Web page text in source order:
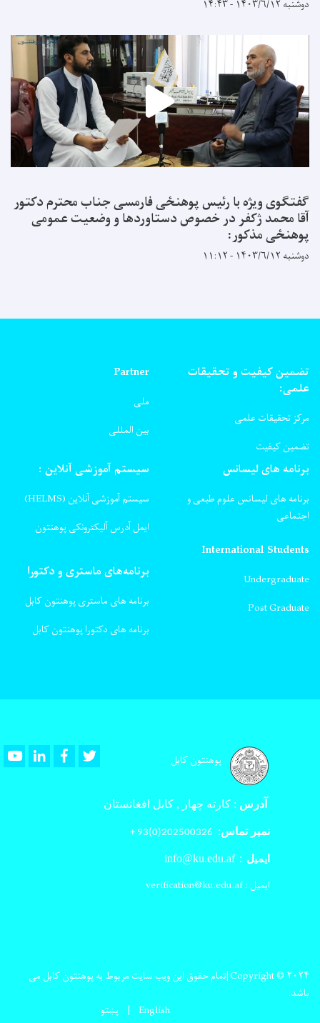
دوشنبه ۱۴۰۳/۶/۱۲ - ۱۴:۴۳
گفتگوی ویژه با رئیس پوهنځی فارمسی جناب محترم دکتور
آقا محمد ژکفر در خصوص دستاوردها و وضعیت عمومی
پوهنځی مذکور:
دوشنبه ۱۴۰۳/۶/۱۲ - ۱۱:۱۲
تضمین کیفیت و تحقیقات
علمی:
مرکز تحقیقات علمی
تضمین کیفیت
Partner
ملی
بین المللی
برنامه های لیسانس
برنامه های لیسانس علوم طبعی و
اجتماعی
سیستم آموزشی آنلاین :
سیستم آموزشی آنلاین (HELMS)
ایمل آدرس آلیکترونکی پوهنتون
International Students
Undergraduate
Post Graduate
برنامه‌های ماستری و دکتورا
برنامه های ماستری پوهنتون کابل
برنامه های دکتورا پوهنتون کابل
پوهنتون کابل YoutubeLinkedInFacebook
آدرس : کارته چهار , کابل افغانستان
نمبر تماس:
ایمیل : info@ku.edu.af
ایمیل : verification@ku.edu.af
Copyright © ۲۰۲۴|تمام حقوق این ویب سایت مربوط به پوهنتون کابل می
باشد.
English
پښتو